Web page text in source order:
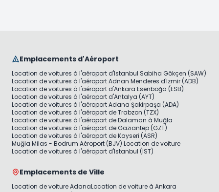
Emplacements d'Aéroport
Location de voitures à l'aéroport d'Istanbul Sabiha Gökçen (SAW)
Location de voitures à l'aéroport Adnan Menderes d'Izmir (ADB)
Location de voitures à l'aéroport d'Ankara Esenboğa (ESB)
Location de voitures à l'aéroport d'Antalya (AYT)
Location de voitures à l'aéroport Adana Şakirpaşa (ADA)
Location de voitures à l'aéroport de Trabzon (TZX)
Location de voitures à l'aéroport de Dalaman à Muğla
Location de voitures à l'aéroport de Gaziantep (GZT)
Location de voitures à l'aéroport de Kayseri (ASR)
Muğla Milas - Bodrum Aéroport (BJV) Location de voiture
Location de voitures à l'aéroport d'Istanbul (IST)
Emplacements de Ville
Location de voiture AdanaLocation de voiture à Ankara